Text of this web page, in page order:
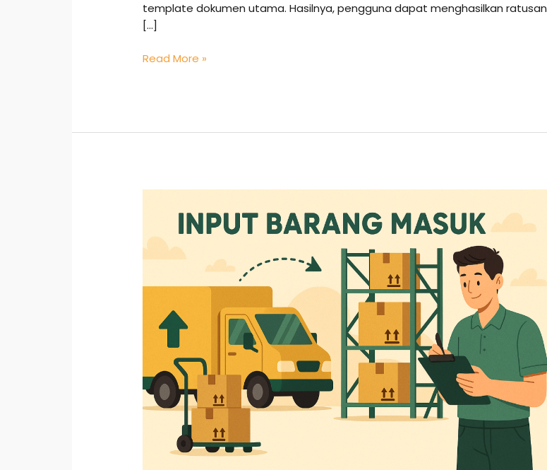
template dokumen utama. Hasilnya, pengguna dapat menghasilkan ratusan
[…]
Read More »
Barang
Cara
Simpel
Ribet
dari
Pengalaman